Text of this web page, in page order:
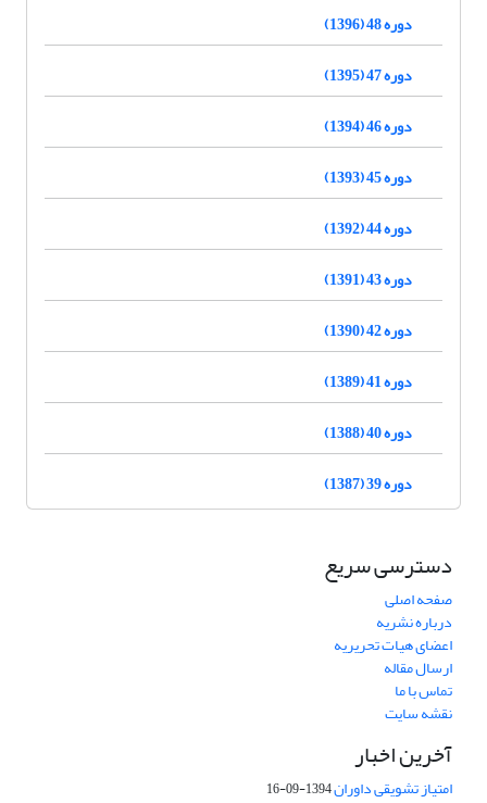
دوره 48 (1396)
دوره 47 (1395)
دوره 46 (1394)
دوره 45 (1393)
دوره 44 (1392)
دوره 43 (1391)
دوره 42 (1390)
دوره 41 (1389)
دوره 40 (1388)
دوره 39 (1387)
دسترسی سریع
صفحه اصلی
درباره نشریه
اعضای هیات تحریریه
ارسال مقاله
تماس با ما
نقشه سایت
آخرین اخبار
امتیاز تشویقی داوران1394-09-16